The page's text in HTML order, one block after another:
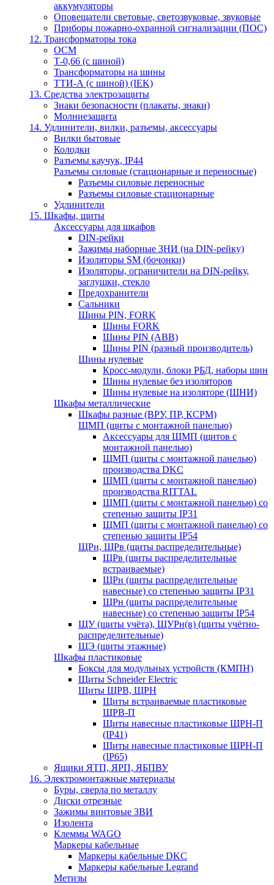
аккумуляторы
Оповещатели световые, светозвуковые, звуковые
Приборы пожарно-охранной сигнализации (ПОС)
12. Трансформаторы тока
ОСМ
Т-0,66 (с шиной)
Трансформаторы на шины
ТТИ-А (с шиной) (IEK)
13. Средства электрозащиты
Знаки безопасности (плакаты, знаки)
Молниезащита
14. Удлинители, вилки, разъемы, аксессуары
Вилки бытовые
Колодки
Разъемы каучук, IP44
Разъемы силовые (стационарные и переносные)
Разъемы силовые переносные
Разъемы силовые стационарные
Удлинители
15. Шкафы, щиты
Аксессуары для шкафов
DIN-рейки
Зажимы наборные ЗНИ (на DIN-рейку)
Изоляторы SM (бочонки)
Изоляторы, ограничители на DIN-рейку,
заглушки, стекло
Предохранители
Сальники
Шины PIN, FORK
Шины FORK
Шины PIN (АВВ)
Шины PIN (разный производитель)
Шины нулевые
Кросс-модули, блоки РБД, наборы шин
Шины нулевые без изоляторов
Шины нулевые на изоляторе (ШНИ)
Шкафы металлические
Шкафы разные (ВРУ, ПР, КСРМ)
ЩМП (щиты с монтажной панелью)
Аксессуары для ЩМП (щитов с
монтажной панелью)
ЩМП (щиты с монтажной панелью)
производства DKC
ЩМП (щиты с монтажной панелью)
производства RITTAL
ЩМП (щиты с монтажной панелью) со
степенью защиты IP31
ЩМП (щиты с монтажной панелью) со
степенью защиты IP54
ЩРн, ЩРв (щиты распределительные)
ЩРв (щиты распределительные
встраиваемые)
ЩРн (щиты распределительные
навесные) со степенью защиты IP31
ЩРн (щиты распределительные
навесные) со степенью защиты IP54
ЩУ (щиты учёта), ЩУРн(в) (щиты учётно-
распределительные)
ЩЭ (щиты этажные)
Шкафы пластиковые
Боксы для модульных устройств (КМПН)
Щиты Schneider Electric
Щиты ЩРВ, ЩРН
Щиты встраиваемые пластиковые
ЩРВ-П
Щиты навесные пластиковые ЩРН-П
(IP41)
Щиты навесные пластиковые ЩРН-П
(IP65)
Ящики ЯТП, ЯРП, ЯБПВУ
16. Электромонтажные материалы
Буры, сверла по металлу
Диски отрезные
Зажимы винтовые ЗВИ
Изолента
Клеммы WAGO
Маркеры кабельные
Маркеры кабельные DKC
Маркеры кабельные Legrand
Метизы